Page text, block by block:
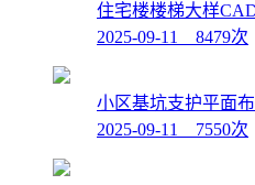
住宅楼楼梯大样
2025-09-11 8479次
小区基坑支护平面
2025-09-11 7550次